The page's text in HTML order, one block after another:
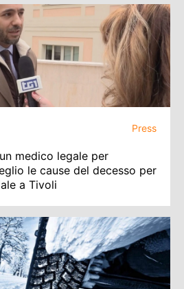
Press
medico legale per
le cause del decesso per
a Tivoli